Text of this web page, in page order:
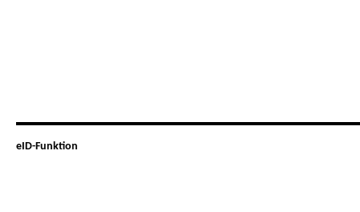
eID-Funktion